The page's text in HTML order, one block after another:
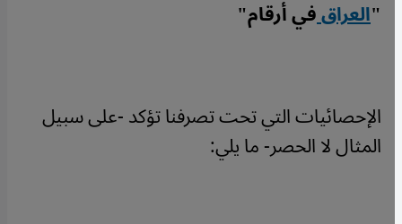
"العراقفي أرقام"
الإحصائيات التي تحت تصرفنا تؤكد -على سبيل
المثال لا الحصر- ما يلي: